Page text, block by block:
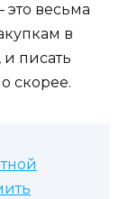
это весьма
в
и писать
скорее.